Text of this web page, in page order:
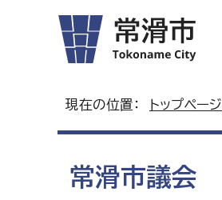
現在の位置： トップページ
常滑市議会